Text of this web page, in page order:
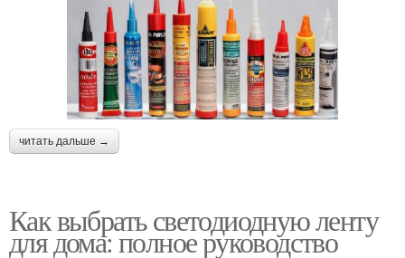
читать дальше →
Как выбрать светодиодную ленту
для дома: полное руководство